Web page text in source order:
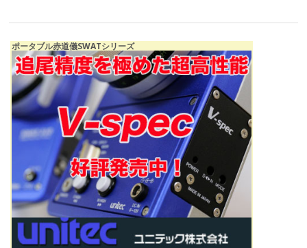
ポータブル赤道儀SWATシリーズ